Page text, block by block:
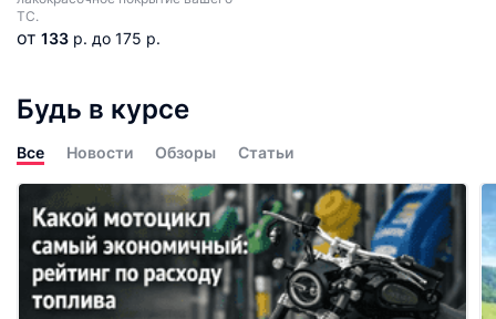
ТС.
от 133 р. до 175 р.
Будь в курсе
Все Новости Обзоры Статьи